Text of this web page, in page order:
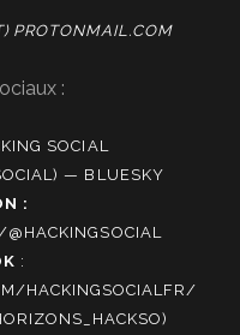
PROTONMAIL.COM
:
SOCIAL
— BLUESKY
:
:
HACKINGSOCIALFR/